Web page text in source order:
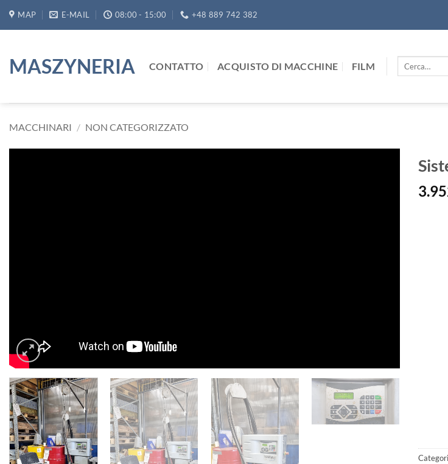
MAP E-MAIL 08:00 - 15:00 +48 889 742 382
MASZYNERIA CONTATTO ACQUISTO DI MACCHINE FILM Cerca:
MACCHINARI / NON CATEGORIZZATO